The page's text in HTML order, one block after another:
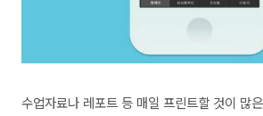
수업자료나 레포트 등 매일 프린트할 것이 많